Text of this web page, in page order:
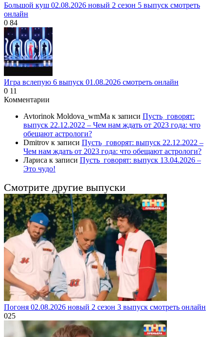
Большой куш 02.08.2026 новый 2 сезон 5 выпуск смотреть
онлайн
0 84
Игра вслепую 6 выпуск 01.08.2026 смотреть онлайн
0 11
Комментарии
Avtorinok Moldova_wmMa к записи Пусть˲ говорят:
выпуск 22.12.2022 – Чем нам ждать от 2023 года: что
обещают астрологи?
Dmitrov к записи Пусть˲ говорят: выпуск 22.12.2022 –
Чем нам ждать от 2023 года: что обещают астрологи?
Лариса к записи Пусть_говорят: выпуск 13.04.2026 –
Это чудо!
Смотрите другие выпуски
Погоня 02.08.2026 новый 2 сезон 3 выпуск смотреть онлайн
025